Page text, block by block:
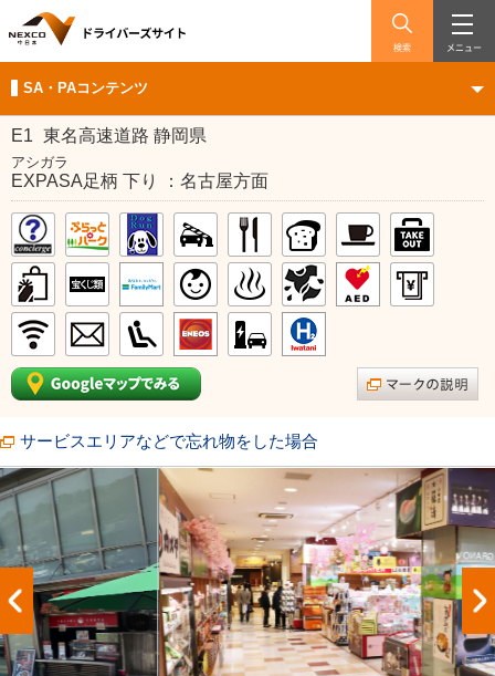
検索 メニュー
SA・PAコンテンツ
E1 東名高速道路 静岡県
アシガラ
EXPASA足柄 下り ：名古屋方面
サービスエリアなどで忘れ物をした場合